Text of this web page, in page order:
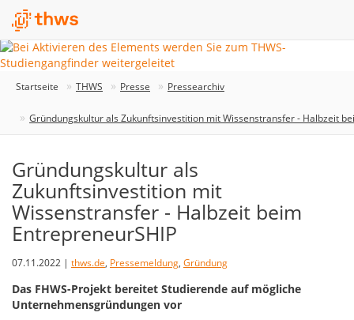
Startseite THWS Presse Pressearchiv
Gründungskultur als Zukunftsinvestition mit Wissenstransfer - Halbzeit
Gründungskultur als
Zukunftsinvestition mit
Wissenstransfer - Halbzeit beim
EntrepreneurSHIP
07.11.2022 | thws.de, Pressemeldung, Gründung
Das FHWS-Projekt bereitet Studierende auf mögliche
Unternehmensgründungen vor